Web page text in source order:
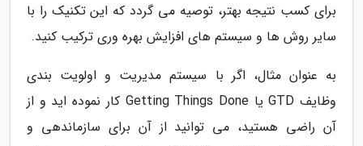
برای کسب نتیجه بهتر، توصیه می گردد که این تکنیک را با
سایر روش ها و سیستم های افزایش بهره وری ترکیب کنید.
به عنوان مثال، اگر با سیستم مدیریت و اولویت بندی
وظایف GTD یا Getting Things Done کار نموده اید و از
آن راضی هستید، می توانید از آن برای سازماندهی و